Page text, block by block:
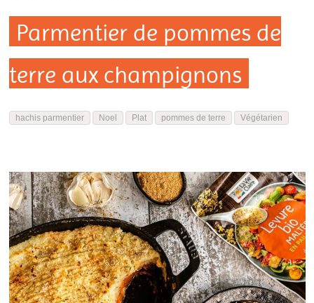
Parmentier de pommes de
terre aux champignons
hachis parmentier Noel Plat pommes de terre Végétarien